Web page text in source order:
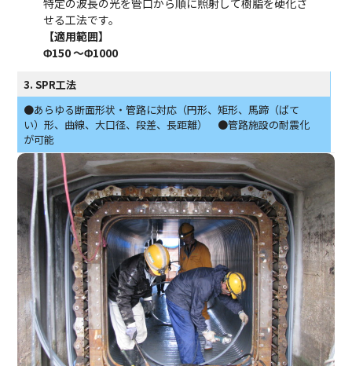
特定の波長の光を管口から順に照射して樹脂を硬化さ
せる工法です。
【適用範囲】
Φ150～Φ1000
3. SPR工法
●あらゆる断面形状・管路に対応（円形、矩形、馬蹄（ばて
い）形、曲線、大口径、段差、長距離） ●管路施設の耐震化
が可能